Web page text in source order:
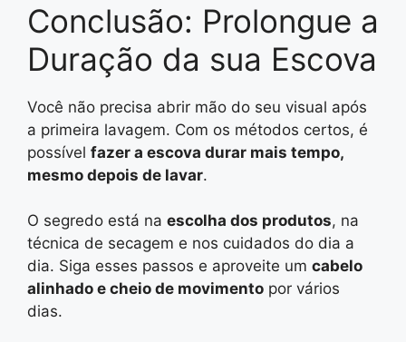
Conclusão: Prolongue a
Duração da sua Escova
Você não precisa abrir mão do seu visual após
a primeira lavagem. Com os métodos certos, é
possível fazer a escova durar mais tempo,
mesmo depois de lavar.
O segredo está na escolha dos produtos, na
técnica de secagem e nos cuidados do dia a
dia. Siga esses passos e aproveite um cabelo
alinhado e cheio de movimento por vários
dias.